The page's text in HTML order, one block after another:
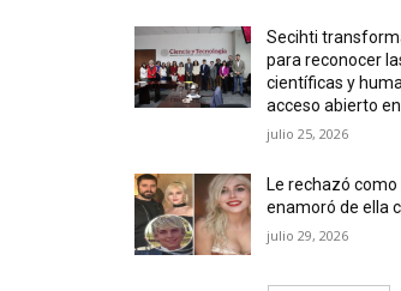
Secihti
para reconocer
científicas y
acceso abierto
julio 25, 2026
Le rechazó
enamoró de ella
julio 29, 2026